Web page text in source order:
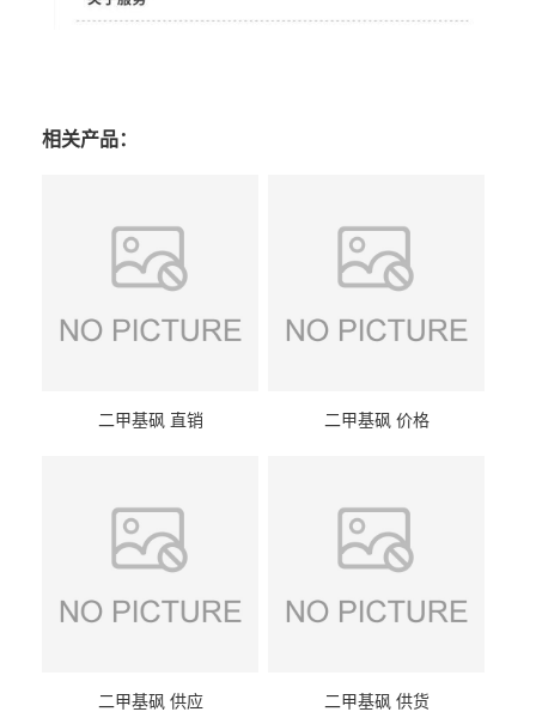
相关产品：
二甲基砜 直销 二甲基砜 价格
二甲基砜 供应 二甲基砜 供货